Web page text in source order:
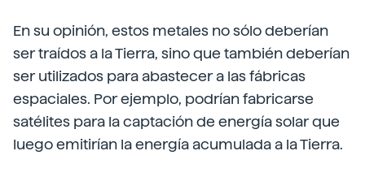
En su opinión, estos metales no sólo deberían
ser traídos a la Tierra, sino que también deberían
ser utilizados para abastecer a las fábricas
espaciales. Por ejemplo, podrían fabricarse
satélites para la captación de energía solar que
luego emitirían la energía acumulada a la Tierra.